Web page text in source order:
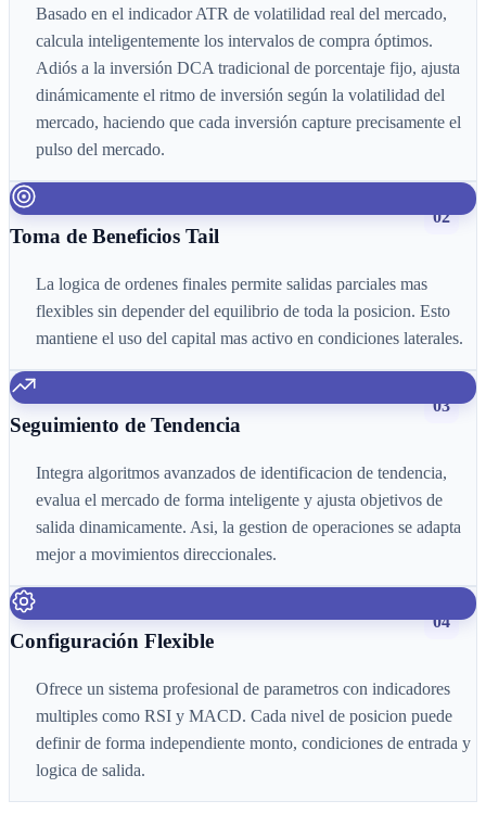
Basado en el indicador ATR de volatilidad real del mercado,
calcula inteligentemente los intervalos de compra óptimos.
Adiós a la inversión DCA tradicional de porcentaje fijo, ajusta
dinámicamente el ritmo de inversión según la volatilidad del
mercado, haciendo que cada inversión capture precisamente el
pulso del mercado.
02
Toma de Beneficios Tail
La logica de ordenes finales permite salidas parciales mas
flexibles sin depender del equilibrio de toda la posicion. Esto
mantiene el uso del capital mas activo en condiciones laterales.
03
Seguimiento de Tendencia
Integra algoritmos avanzados de identificacion de tendencia,
evalua el mercado de forma inteligente y ajusta objetivos de
salida dinamicamente. Asi, la gestion de operaciones se adapta
mejor a movimientos direccionales.
04
Configuración Flexible
Ofrece un sistema profesional de parametros con indicadores
multiples como RSI y MACD. Cada nivel de posicion puede
definir de forma independiente monto, condiciones de entrada y
logica de salida.